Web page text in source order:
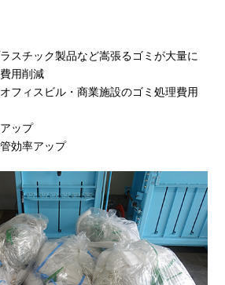
スチック製品など嵩張るゴミが大量に
用削減
フィスビル・商業施設のゴミ処理費用
ップ
効率アップ